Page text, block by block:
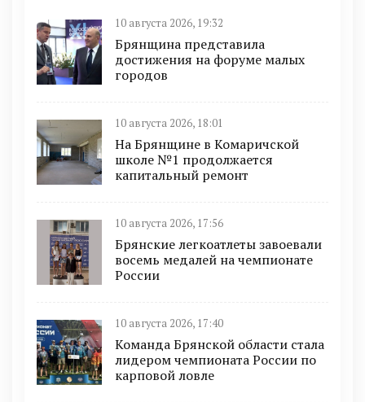
10 августа 2026, 19:32
Брянщина представила
достижения на форуме малых
городов
10 августа 2026, 18:01
На Брянщине в Комаричской
школе №1 продолжается
капитальный ремонт
10 августа 2026, 17:56
Брянские легкоатлеты завоевали
восемь медалей на чемпионате
России
10 августа 2026, 17:40
Команда Брянской области стала
лидером чемпионата России по
карповой ловле